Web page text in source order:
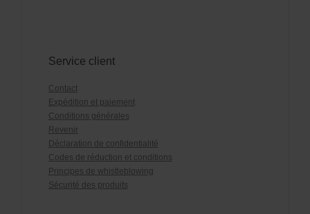
Service client
Contact
Expédition et paiement
Conditions générales
Revenir
Déclaration de confidentialité
Codes de réduction et conditions
Principes de whistleblowing
Sécurité des produits